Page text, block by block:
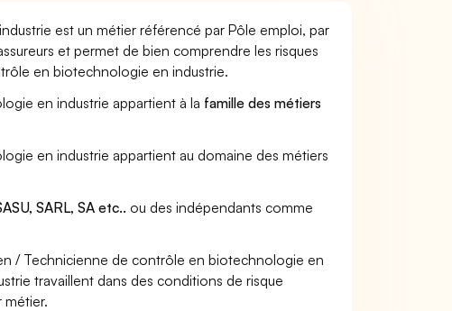
est un métier référencé par Pôle emploi, par
et permet de bien comprendre les risques
en biotechnologie en industrie.
en industrie appartient à la famille des métiers
en industrie appartient au domaine des métiers
SARL, SA etc.. ou des indépendants comme
/ Technicienne de contrôle en biotechnologie en
travaillent dans des conditions de risque
métier.